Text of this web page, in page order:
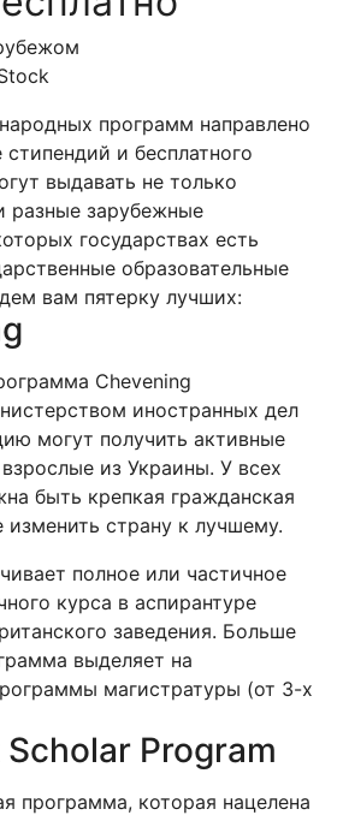
программ направлено
и бесплатного
выдавать не только
разные зарубежные
государствах есть
образовательные
вам пятерку лучших:
Chevening
иностранных дел
могут получить активные
из Украины. У всех
быть крепкая гражданская
страну к лучшему.
полное или частичное
курса в аспирантуре
заведения. Больше
выделяет на
магистратуры (от 3-х
Program
программа, которая нацелена